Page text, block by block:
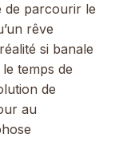
de parcourir le
rêve
si banale
temps de
de
au